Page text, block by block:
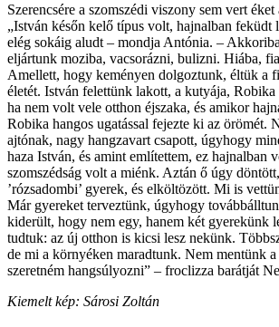
Szerencsére a szomszédi viszony sem vert
„István későn kelő típus volt, hajnalban feküdt
elég sokáig aludt – mondja Antónia. –
eljártunk moziba, vacsorázni, bulizni. Hiába,
Amellett, hogy keményen dolgoztunk, éltük a
életét. István felettünk lakott, a kutyája, Robika
ha nem volt vele otthon éjszaka, és amikor
Robika hangos ugatással fejezte ki az örömét.
ajtónak, nagy hangzavart csapott, úgyhogy
haza István, és amint említettem, ez hajnalban
szomszédság volt a miénk. Aztán ő úgy
’rózsadombi’ gyerek, és elköltözött. Mi is
Már gyereket terveztünk, úgyhogy
kiderült, hogy nem egy, hanem két gyerekünk
tudtuk: az új otthon is kicsi lesz nekünk.
de mi a környéken maradtunk. Nem mentünk
szeretném hangsúlyozni” – froclizza barátját
Kiemelt kép: Sárosi Zoltán